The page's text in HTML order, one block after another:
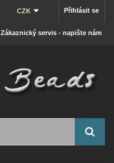
Přihlásit se
CZK
Zákaznický servis - napište nám